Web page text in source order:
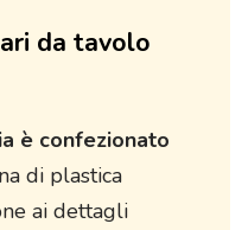
da tavolo
è confezionato
di plastica
ai dettagli